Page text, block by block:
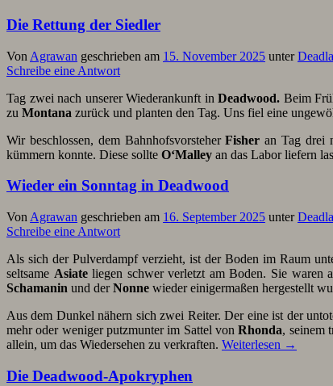
Die Rettung der Siedler
Von Agrawan geschrieben am 15. November 2025 unter
Schreibe eine Antwort
Tag zwei nach unserer Wiederankunft inDeadwood. Beim
zu Montana zurück und planten den Tag. Uns fiel eine
Wir beschlossen, dem BahnhofsvorsteherFisher an Tag drei
kümmern konnte. Diese sollte O‘Malley an das Labor liefern
Wieder ein Sonntag in Deadwood
Von Agrawan geschrieben am 16. September 2025 unter
Schreibe eine Antwort
Als sich der Pulverdampf verzieht, ist der Boden im Raum
seltsame Asiateliegen schwer verletzt am Boden. Sie waren
Schamanin und derNonne wieder einigermaßen hergestellt
Aus dem Dunkel nähern sich zwei Reiter. Der eine ist der
mehr oder weniger putzmunter im Sattel vonRhonda, seinem
allein, um das Wiedersehen zu verkraften. Weiterlesen →
Die Deadwood-Apokryphen